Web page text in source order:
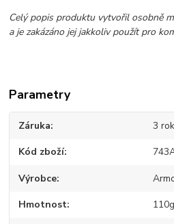
Celý popis produktu vytvořil osobně
a je zakázáno jej jakkoliv použít pro
Parametry
Záruka 3
Kód zboží
Výrobce
Hmotnost 110g